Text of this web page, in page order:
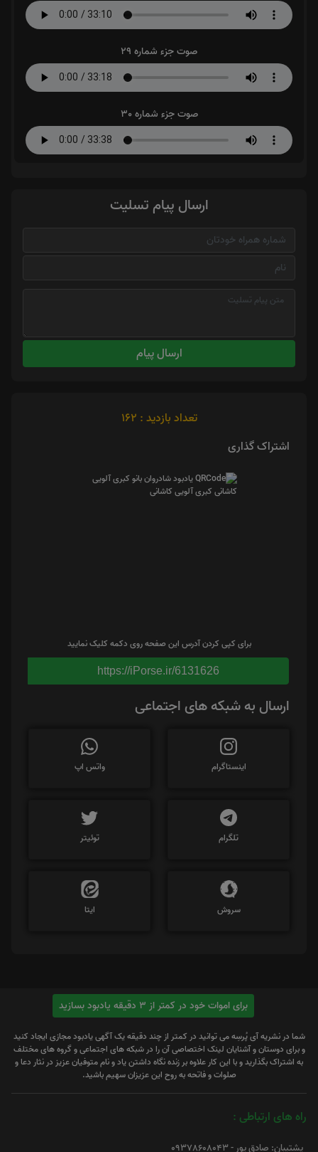
صوت جزء شماره 29
صوت جزء شماره 30
ارسال پیام تسلیت
ارسال پیام
تعداد بازدید : 162
اشتراک گذاری
برای کپی کردن آدرس این صفحه روی دکمه کلیک نمایید
https://iPorse.ir/6131626
ارسال به شبکه های اجتماعی
اینستاگرام واتس اپ
تلگرام توئیتر
سروش ایتا
برای اموات خود در کمتر از 3 دقیقه یادبود بسازید
شما در نشریه آی پُرسِه می توانید در کمتر از چند دقیقه یک آگهی یادبود مجازی ایجاد کنید
و برای دوستان و آشنایان لینک اختصاصی آن را در شبکه های اجتماعی و گروه های مختلف
به اشتراک بگذارید و با این کار علاوه بر زنده نگاه داشتن یاد و نام متوفیان عزیز در نثار دعا و
صلوات و فاتحه به روح این عزیزان سهیم باشید.
راه های ارتباطی :
پشتیبان: صادق پور - 09378608043